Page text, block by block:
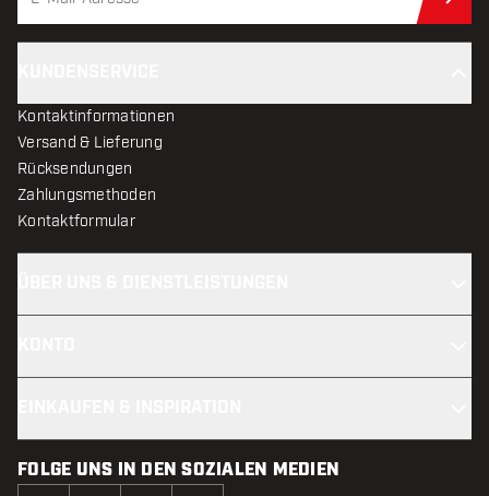
Kontaktinformationen
Versand & Lieferung
Rücksendungen
Zahlungsmethoden
Kontaktformular
FOLGE UNS IN DEN SOZIALEN MEDIEN